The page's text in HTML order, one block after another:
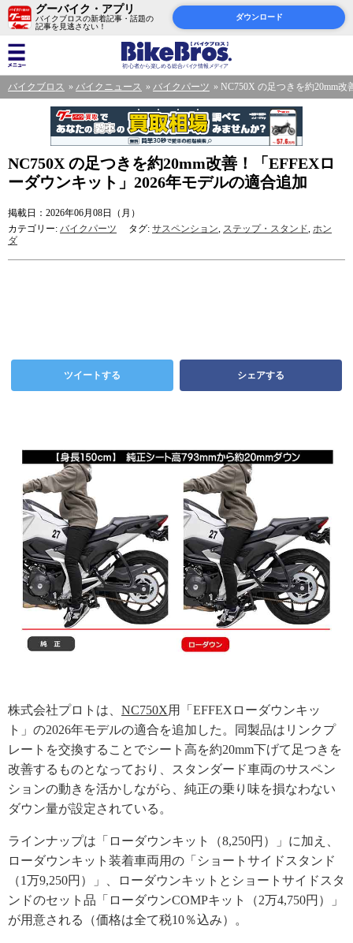
グーバイク・アプリ
バイクブロスの新着記事・話題の
記事を見逃さない！
ダウンロード
バイクブロス バイクニュース バイクパーツ NC750X の足つきを約20mm
NC750X の足つきを約20mm改善！「EFFEXロ
ーダウンキット」2026年モデルの適合追加
掲載日：2026年06月08日（月）
カテゴリー: バイクパーツ タグ: サスペンション, ステップ・スタンド, ホン
ダ
ツイートする シェアする
株式会社プロトは、 NC750X用「EFFEXローダウンキッ
ト」の2026年モデルの適合を追加した。同製品はリンクプ
レートを交換することでシート高を約20mm下げて足つきを
改善するものとなっており、スタンダード車両のサスペン
ションの動きを活かしながら、純正の乗り味を損なわない
ダウン量が設定されている。
ラインナップは「ローダウンキット（8,250円）」に加え、
ローダウンキット装着車両用の「ショートサイドスタンド
（1万9,250円）」、ローダウンキットとショートサイドスタ
ンドのセット品「ローダウンCOMPキット（2万4,750円）」
が用意される（価格は全て税10％込み）。